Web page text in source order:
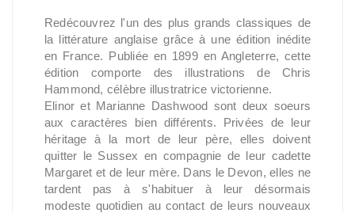
Redécouvrez l'un des plus grands classiques de
la littérature anglaise grâce à une édition inédite
en France. Publiée en 1899 en Angleterre, cette
édition comporte des illustrations de Chris
Hammond, célèbre illustratrice victorienne.
Elinor et Marianne Dashwood sont deux soeurs
aux caractères bien différents. Privées de leur
héritage à la mort de leur père, elles doivent
quitter le Sussex en compagnie de leur cadette
Margaret et de leur mère. Dans le Devon, elles ne
tardent pas à s'habituer à leur désormais
modeste quotidien au contact de leurs nouveaux